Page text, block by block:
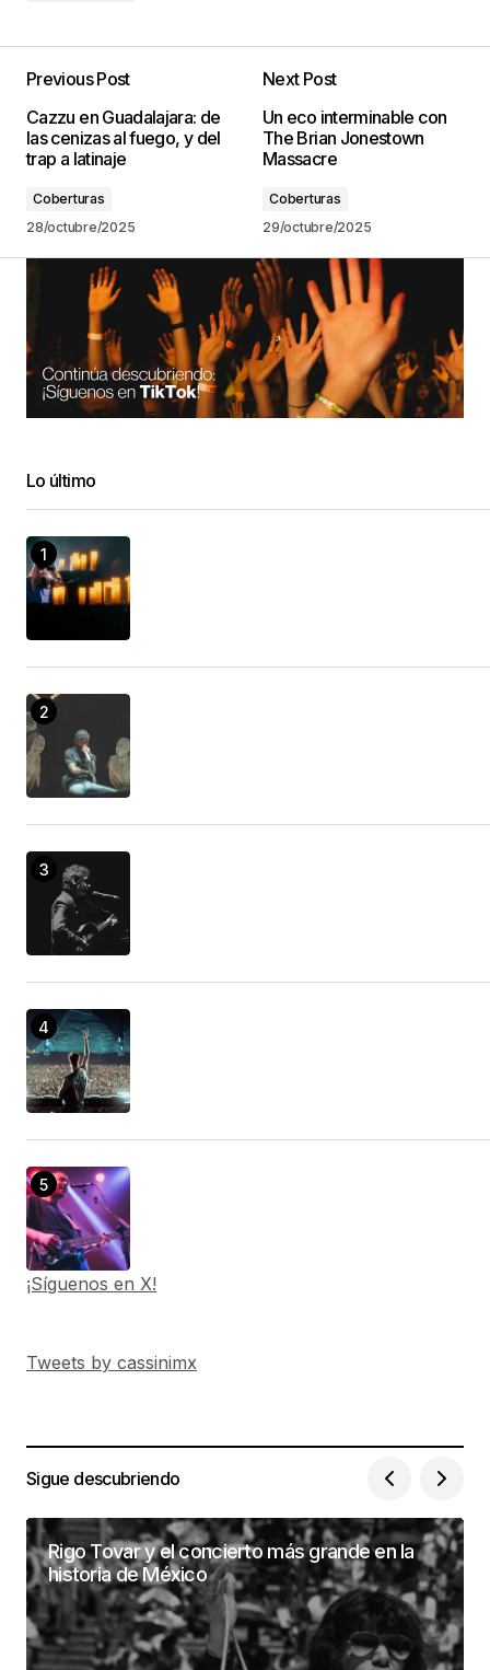
Previous Post
Cazzu en Guadalajara: de
las cenizas al fuego, y del
trap a latinaje
Coberturas
28/octubre/2025
Next Post
Un eco interminable con
The Brian Jonestown
Massacre
Coberturas
29/octubre/2025
Lo último
¡Síguenos en X!
Tweets by cassinimx
Sigue descubriendo
Rigo Tovar y el concierto más grande en la
historia de México